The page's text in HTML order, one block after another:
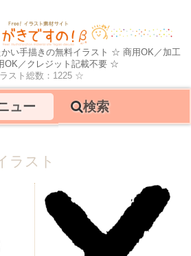
い手描きの無料イラスト ☆ 商用OK／加工
OK／クレジット記載不要 ☆
スト総数：1225 ☆
ュー 検索